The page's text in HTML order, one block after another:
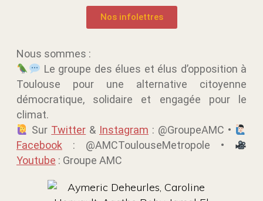
Nos infolettres
Nous sommes :
Le groupe des élues et élus d’opposition à
Toulouse pour une alternative citoyenne
démocratique, solidaire et engagée pour le
climat.
Sur Twitter & Instagram : @GroupeAMC •
Facebook : @AMCToulouseMetropole •
Youtube : Groupe AMC